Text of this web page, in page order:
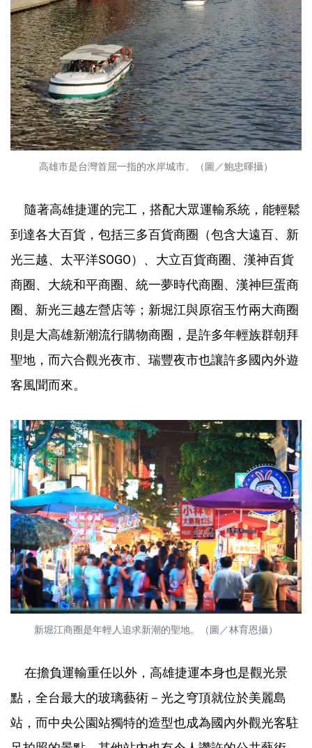
高雄市是台灣首屈一指的水岸城市。（圖／鮑忠暉攝）
隨著高雄捷運的完工，搭配大眾運輸系統，能輕鬆
到達各大百貨，包括三多百貨商圈（包含大遠百、新
光三越、太平洋SOGO）、大立百貨商圈、漢神百貨
商圈、大統和平商圈、統一夢時代商圈、漢神巨蛋商
圈、新光三越左營店等；新堀江與原宿玉竹兩大商圈
則是大高雄新潮流行購物商圈，是許多年輕族群朝拜
聖地，而六合觀光夜市、瑞豐夜市也讓許多國內外遊
客風聞而來。
新堀江商圈是年輕人追求新潮的聖地。（圖／林育恩攝）
在擔負運輸重任以外，高雄捷運本身也是觀光景
點，全台最大的玻璃藝術－光之穹頂就位於美麗島
站，而中央公園站獨特的造型也成為國內外觀光客駐